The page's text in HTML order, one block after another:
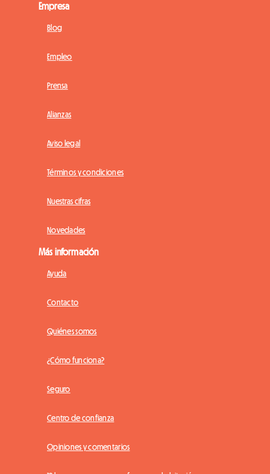
Empresa
Blog
Empleo
Prensa
Alianzas
Aviso legal
Términos y condiciones
Nuestras cifras
Novedades
Más información
Ayuda
Contacto
Quiénes somos
¿Cómo funciona?
Seguro
Centro de confianza
Opiniones y comentarios